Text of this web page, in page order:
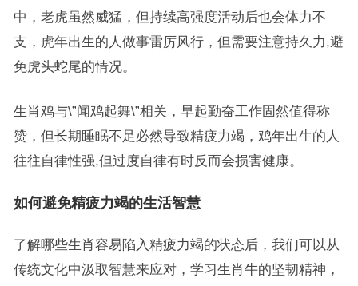
中，老虎虽然威猛，但持续高强度活动后也会体力不
支，虎年出生的人做事雷厉风行，但需要注意持久力,避
免虎头蛇尾的情况。
生肖鸡与\”闻鸡起舞\”相关，早起勤奋工作固然值得称
赞，但长期睡眠不足必然导致精疲力竭，鸡年出生的人
往往自律性强,但过度自律有时反而会损害健康。
如何避免精疲力竭的生活智慧
了解哪些生肖容易陷入精疲力竭的状态后，我们可以从
传统文化中汲取智慧来应对，学习生肖牛的坚韧精神，